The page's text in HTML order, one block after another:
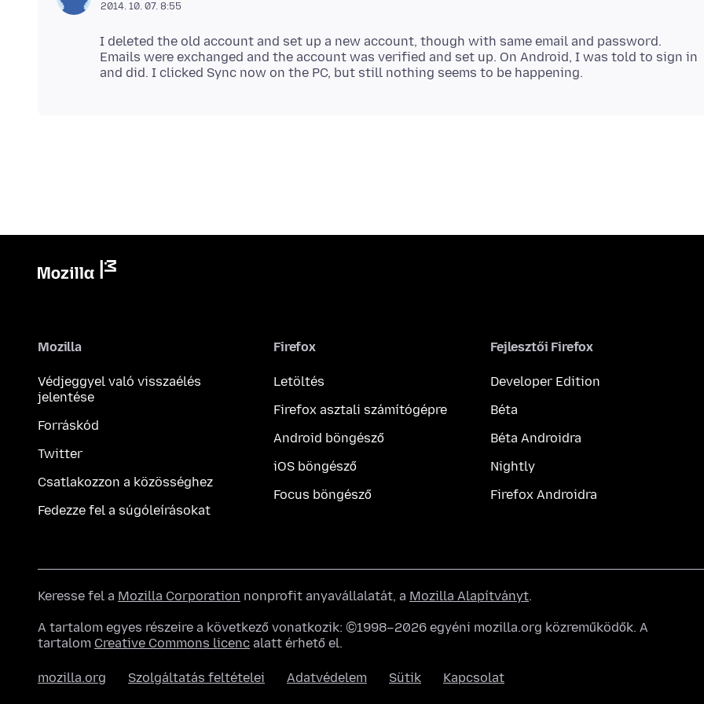
2014. 10. 07. 8:55
I deleted the old account and set up a new account, though with same email and password.
Emails were exchanged and the account was verified and set up. On Android, I was told to sign in
Mozilla
Védjeggyel való visszaélés
jelentése
Forráskód
Twitter
Csatlakozzon a közösséghez
Fedezze fel a súgóleírásokat
Firefox
Letöltés
Firefox asztali számítógépre
Android böngésző
iOS böngésző
Focus böngésző
Fejlesztői Firefox
Developer Edition
Béta
Béta Androidra
Nightly
Firefox Androidra
Keresse fel a Mozilla Corporation nonprofit anyavállalatát, a Mozilla Alapítványt.
A tartalom egyes részeire a következő vonatkozik: ©1998–2026 egyéni mozilla.org közreműködők. A
tartalom Creative Commons licenc alatt érhető el.
mozilla.org Szolgáltatás feltételei Adatvédelem Sütik Kapcsolat